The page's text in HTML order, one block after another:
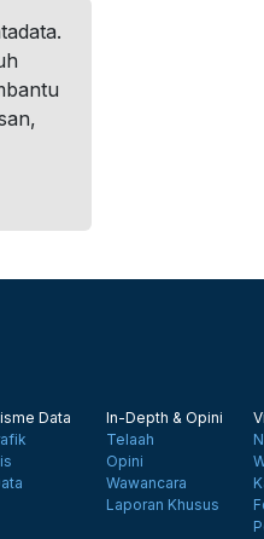
Data
In-Depth & Opini
Telaah
Opini
Wawancara
Laporan Khusus